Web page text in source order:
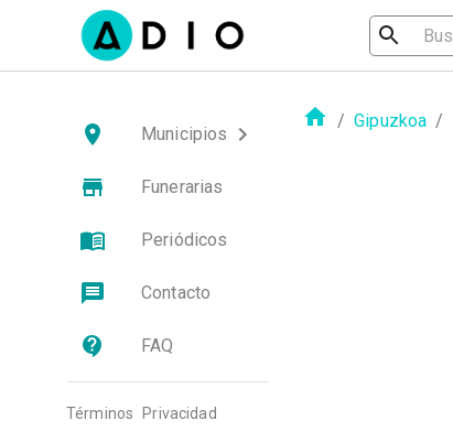
Municipios
Funerarias
Periódicos
Contacto
FAQ
Términos
Privacidad
/ Gipuzkoa /